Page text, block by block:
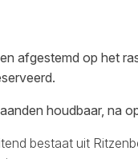
afgestemd op het
houdbaar, na
bestaat uit